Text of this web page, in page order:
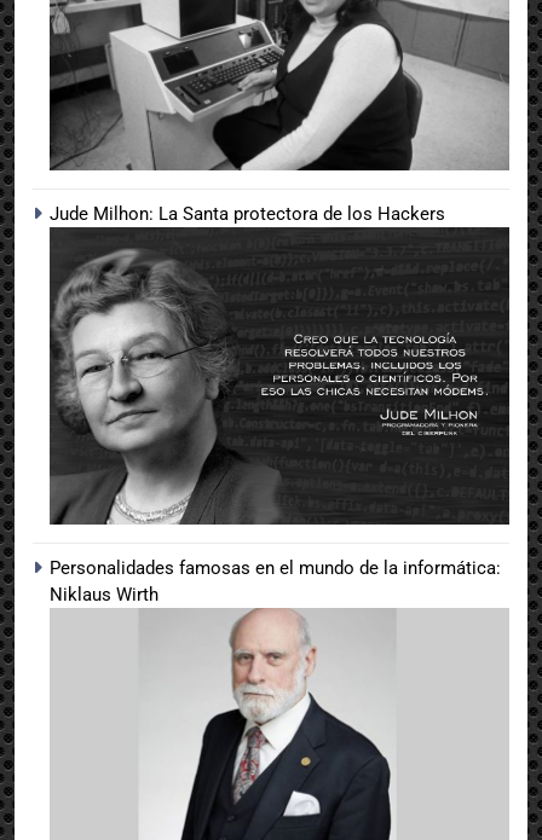
Jude Milhon: La Santa protectora de los Hackers
Personalidades famosas en el mundo de la informática:
Niklaus Wirth